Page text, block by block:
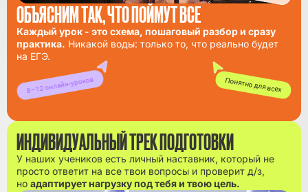
ОБЪЯСНИМ ТАК, ЧТО ПОЙМУТ ВСЕ
Каждый урок - это схема, пошаговый разбор и сразу
практика. Никакой воды: только то, что реально будет
на ЕГЭ.
8–12 онлайн-уроков Понятно для всех
ИНДИВИДУАЛЬНЫЙ ТРЕК ПОДГОТОВКИ
У наших учеников есть личный наставник, который не
просто ответит на все твои вопросы и проверит д/з,
но адаптирует нагрузку под тебя и твою цель.